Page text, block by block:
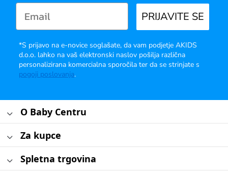
PRIJAVITE SE
*S prijavo na e-novice soglašate, da vam podjetje AKIDS
d.o.o. lahko na vaš elektronski naslov pošilja različna
personalizirana komercialna sporočila ter da se strinjate s
pogoji poslovanja.
O Baby Centru
Za kupce
Spletna trgovina